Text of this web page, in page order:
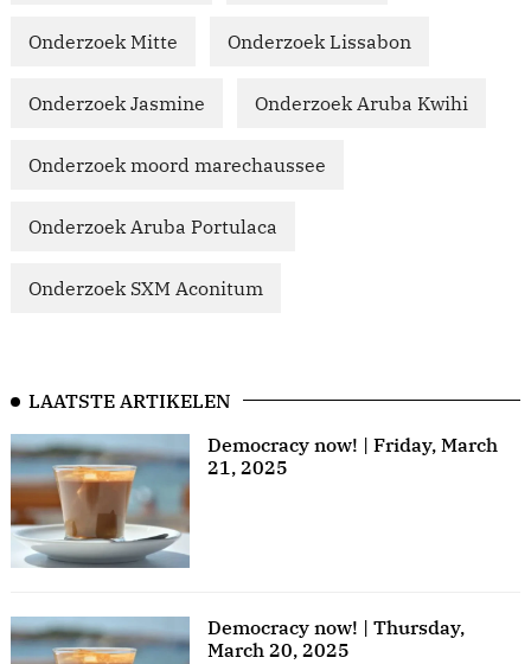
Onderzoek Mitte Onderzoek Lissabon
Onderzoek Jasmine Onderzoek Aruba Kwihi
Onderzoek moord marechaussee
Onderzoek Aruba Portulaca
Onderzoek SXM Aconitum
LAATSTE ARTIKELEN
Democracy now! | Friday, March
21, 2025
Democracy now! | Thursday,
March 20, 2025